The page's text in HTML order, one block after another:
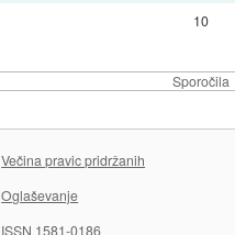
Sporočila
10
Večina pravic pridržanih
Oglaševanje
ISSN 1581-0186